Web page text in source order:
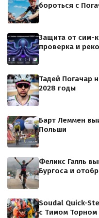
бороться с
Защита от сим-
проверка и
Тадей Погачар
2028 годы
Барт Леммен
Польши
Феликс Галль
Бургоса и
Soudal Quick-
с Тимом Торном